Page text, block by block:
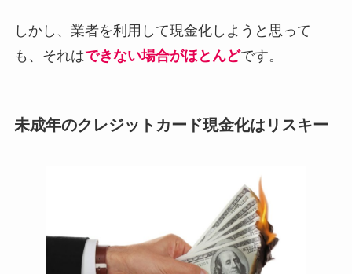
しかし、業者を利用して現金化しようと思って
も、それはできない場合がほとんどです。
未成年のクレジットカード現金化はリスキー